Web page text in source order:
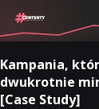
Kampania,
dwukrotnie
[Case Study]